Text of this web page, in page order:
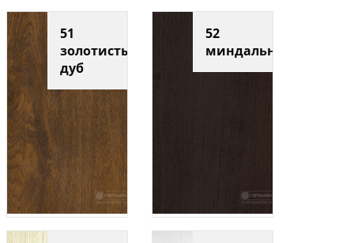
51
золотистый
дуб
52
миндальный